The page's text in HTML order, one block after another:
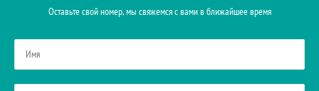
Оставьте свой номер, мы свяжемся с вами в ближайшее время